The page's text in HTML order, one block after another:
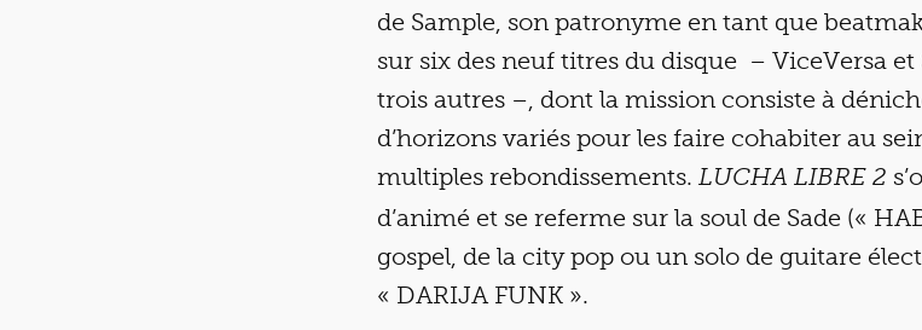
de Sample, son patronyme en tant que
sur six des neuf titres du disque – ViceVersa et
trois autres –, dont la mission consiste à
d’horizons variés pour les faire cohabiter au
multiples rebondissements. LUCHA LIBRE 2
d’animé et se referme sur la soul de Sade («
gospel, de la city pop ou un solo de guitare
« DARIJA FUNK ».